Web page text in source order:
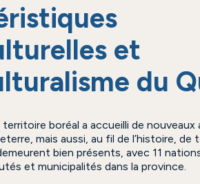
et
du
boréal a accueilli de nouveaux
mais aussi, au fil de l’histoire,
bien présents, avec 11
et municipalités dans la province.